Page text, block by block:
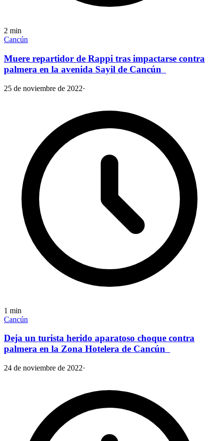
2 min
Cancún
Muere repartidor de Rappi tras impactarse contra
palmera en la avenida Sayil de Cancún
25 de noviembre de 2022·
1 min
Cancún
Deja un turista herido aparatoso choque contra
palmera en la Zona Hotelera de Cancún
24 de noviembre de 2022·